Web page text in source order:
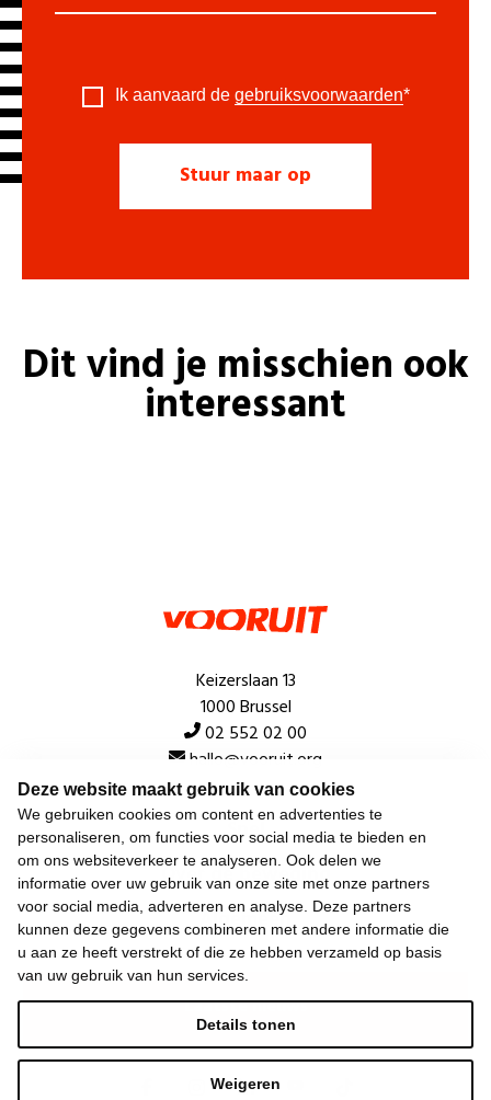
Deze website maakt gebruik van cookies
We gebruiken cookies om content en advertenties te
personaliseren, om functies voor social media te bieden en
om ons websiteverkeer te analyseren. Ook delen we
informatie over uw gebruik van onze site met onze partners
voor social media, adverteren en analyse. Deze partners
kunnen deze gegevens combineren met andere informatie die
u aan ze heeft verstrekt of die ze hebben verzameld op basis
van uw gebruik van hun services.
Weigeren
Details tonen
Ik aanvaard de gebruiksvoorwaarden*
Dit vind je misschien ook
interessant
Keizerslaan 13
1000 Brussel
02 552 02 00
hallo@vooruit.org
Snel
Over de beweging
Algemeen
Laatste nieuws